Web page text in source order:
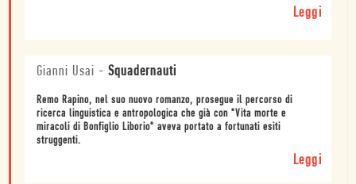
Leggi
Gianni Usai - Squadernauti
Remo Rapino, nel suo nuovo romanzo, prosegue il percorso di
ricerca linguistica e antropologica che già con "Vita morte e
miracoli di Bonfiglio Liborio" aveva portato a fortunati esiti
struggenti.
Leggi